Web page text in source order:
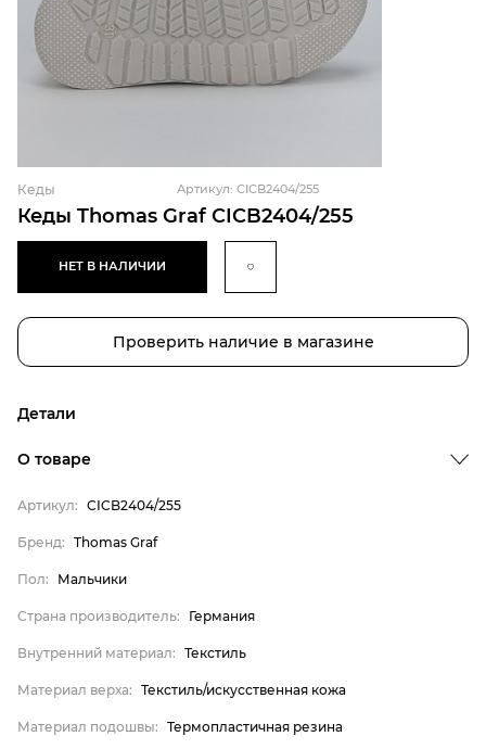
Кеды Thomas Graf CICB2404/255
Кеды Артикул: CICB2404/255
НЕТ В НАЛИЧИИ
Проверить наличие в магазине
Детали
Страна производитель
Внутренний материал
Материал верха
Материал подошвы
Материал стельки
Германия
О товаре
Артикул: CICB2404/255
Бренд: Thomas Graf
Пол: Мальчики
Страна производитель: Германия
Внутренний материал: Текстиль
Материал верха: Текстиль/искусственная кожа
Материал подошвы: Термопластичная резина